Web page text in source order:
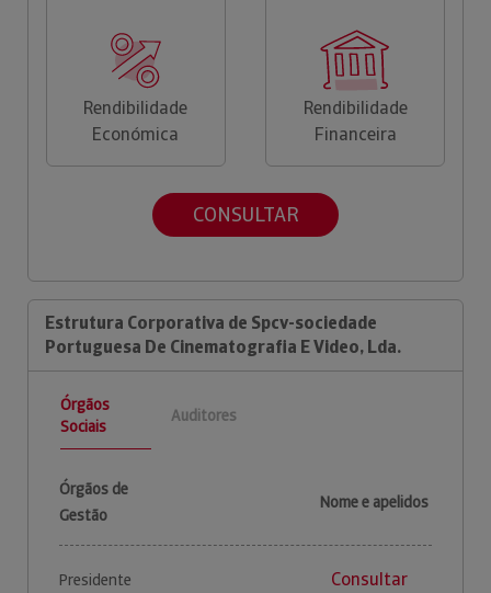
Rendibilidade
Económica
Rendibilidade
Financeira
CONSULTAR
Estrutura Corporativa de Spcv-sociedade
Portuguesa De Cinematografia E Video, Lda.
Órgãos
Sociais
Auditores
Órgãos de
Gestão
Nome e apelidos
Presidente Consultar